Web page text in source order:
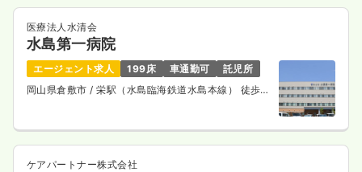
医療法人水清会
水島第一病院
エージェント求人 199床 車通勤可
託児所
岡山県倉敷市 / 栄駅（水島臨海鉄道水島本線） 徒歩
ケアパートナー株式会社